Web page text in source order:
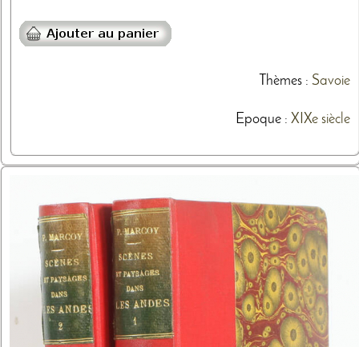
Thèmes: Savoie
Epoque : XIXe siècle